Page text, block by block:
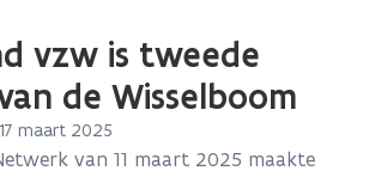
vzw is tweede
de Wisselboom
17 maart 2025
van 11 maart 2025 maakte